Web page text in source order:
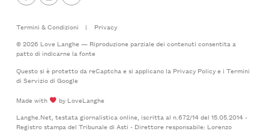
Termini & Condizioni |
Privacy
© 2026 Love Langhe — Riproduzione parziale dei contenuti consentita a
patto di indicarne la fonte
Questo si è protetto da reCaptcha e si applicano la Privacy Policye i Termini
di Serviziodi Google
Made with
by LoveLanghe
Langhe.Net, testata giornalistica online, iscritta al n.672/14 del 15.05.2014 -
Registro stampa del Tribunale di Asti - Direttore responsabile: Lorenzo